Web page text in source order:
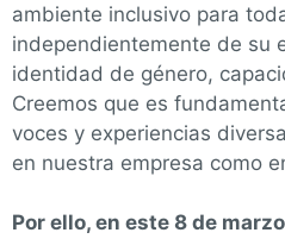
ambiente inclusivo para
independientemente de su
identidad de género,
Creemos que es
voces y experiencias
en nuestra empresa como
Por ello, en este 8 de